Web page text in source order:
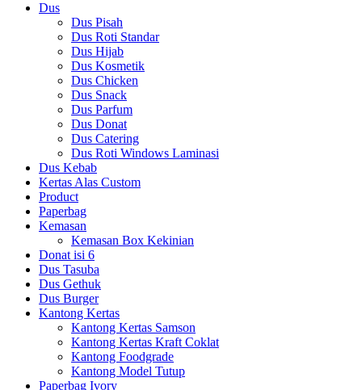
Dus
Dus Pisah
Dus Roti Standar
Dus Hijab
Dus Kosmetik
Dus Chicken
Dus Snack
Dus Parfum
Dus Donat
Dus Catering
Dus Roti Windows Laminasi
Dus Kebab
Kertas Alas Custom
Product
Paperbag
Kemasan
Kemasan Box Kekinian
Donat isi 6
Dus Tasuba
Dus Gethuk
Dus Burger
Kantong Kertas
Kantong Kertas Samson
Kantong Kertas Kraft Coklat
Kantong Foodgrade
Kantong Model Tutup
Paperbag Ivory